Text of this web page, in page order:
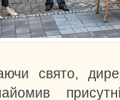
свято,